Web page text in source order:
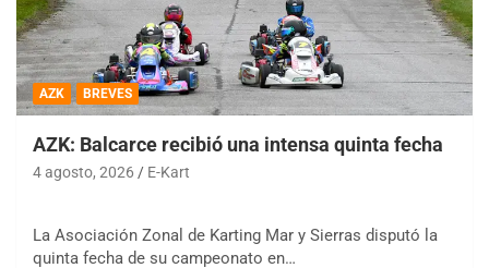
AZK BREVES
AZK: Balcarce recibió una intensa quinta fecha
4 agosto, 2026 E-Kart
La Asociación Zonal de Karting Mar y Sierras disputó la
quinta fecha de su campeonato en…